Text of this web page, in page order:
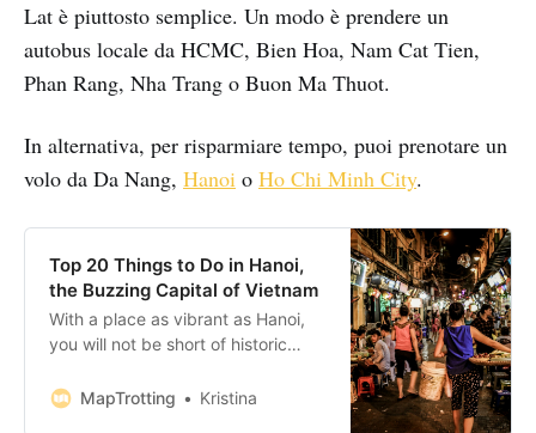
Lat è piuttosto semplice. Un modo è prendere un
autobus locale da HCMC, Bien Hoa, Nam Cat Tien,
Phan Rang, Nha Trang o Buon Ma Thuot.
In alternativa, per risparmiare tempo, puoi prenotare un
volo da Da Nang, Hanoi o Ho Chi Minh City.
Top 20 Things to Do in Hanoi,
the Buzzing Capital of Vietnam
With a place as vibrant as Hanoi,
you will not be short of historic
museums to visit, dramatic shows
MapTrotting Kristina